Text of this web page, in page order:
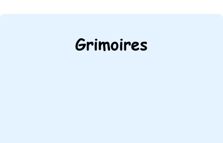
Grimoires